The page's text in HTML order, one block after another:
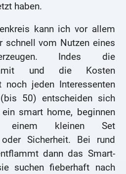
haben.
kann ich vor allem
schnell vom Nutzen eines
Indes die
und die Kosten
jeden Interessenten
50) entscheiden sich
smart home, beginnen
kleinen Set
oder Sicherheit. Bei rund
dann das Smart-
suchen fieberhaft nach